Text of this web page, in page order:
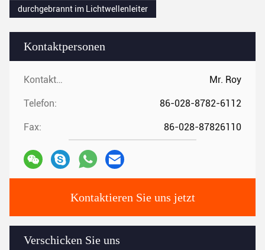
Kontaktpersonen
Kontaktpersonen: Mr. Roy
Telefon: 86-028-8782-6112
Fax: 86-028-87826110
Kontaktieren Sie uns jetzt
Verschicken Sie uns
durchgebrannt im Lichtwellenleiter